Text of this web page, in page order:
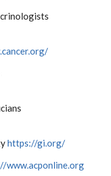
https://gi.org/
www.acponline.org